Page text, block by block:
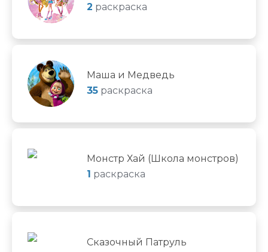
2 раскраска
Маша и Медведь
35 раскраска
Монстр Хай (Школа монстров)
1 раскраска
Сказочный Патруль